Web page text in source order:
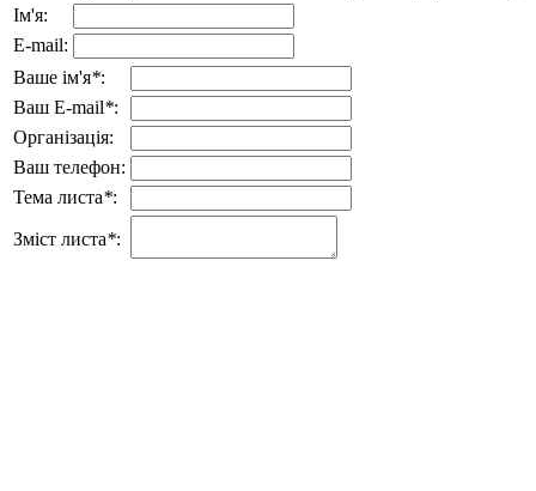
Ім'я:
E-mail:
Ваше ім'я*:
Ваш E-mail*:
Організація:
Ваш телефон:
Тема листа*:
Зміст листа*: